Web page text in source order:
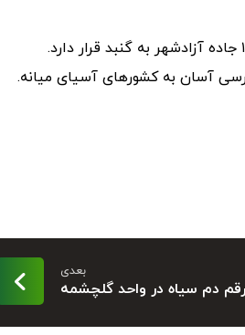
بعدی
دم سیاه در واحد گلچشمه